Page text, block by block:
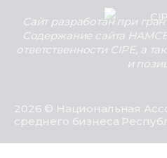
Сайт разработан при
Содержание сайта
ответственности CIPE, а
и
2026 © Национальная
среднего бизнеса